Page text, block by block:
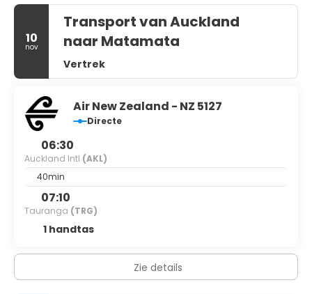
10
nov
Transport van Auckland
naar Matamata
Vertrek
Air New Zealand - NZ 5127
Directe
06:30
Auckland Intl (AKL)
40min
07:10
Tauranga (TRG)
1 handtas
Zie details